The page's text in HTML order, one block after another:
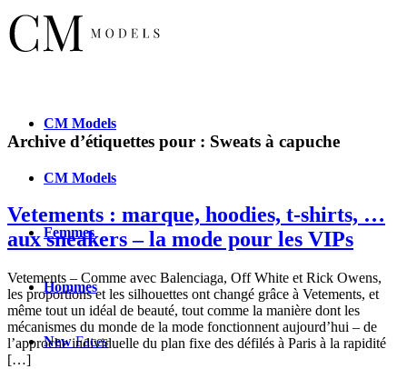
CM Models
CM Models
Femmes
Hommes
NewFaces
Archive d’étiquettes pour : Sweats à capuche
Vetements : marque, hoodies, t-shirts, …
aux sneakers – la mode pour les VIPs
Vetements – Comme avec Balenciaga, Off White et Rick Owens,
les proportions et les silhouettes ont changé grâce à Vetements, et
même tout un idéal de beauté, tout comme la manière dont les
mécanismes du monde de la mode fonctionnent aujourd’hui – de
l’approche individuelle du plan fixe des défilés à Paris à la rapidité
[…]